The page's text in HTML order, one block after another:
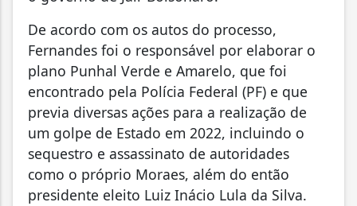
De acordo com os autos do processo,
Fernandes foi o responsável por elaborar o
plano Punhal Verde e Amarelo, que foi
encontrado pela Polícia Federal (PF) e que
previa diversas ações para a realização de
um golpe de Estado em 2022, incluindo o
sequestro e assassinato de autoridades
como o próprio Moraes, além do então
presidente eleito Luiz Inácio Lula da Silva.